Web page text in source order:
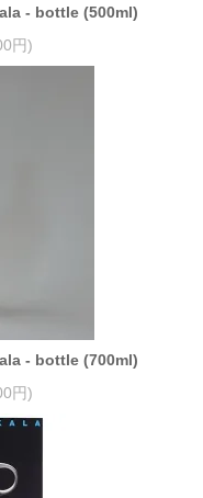
- bottle (500ml)
円)
- bottle (700ml)
円)